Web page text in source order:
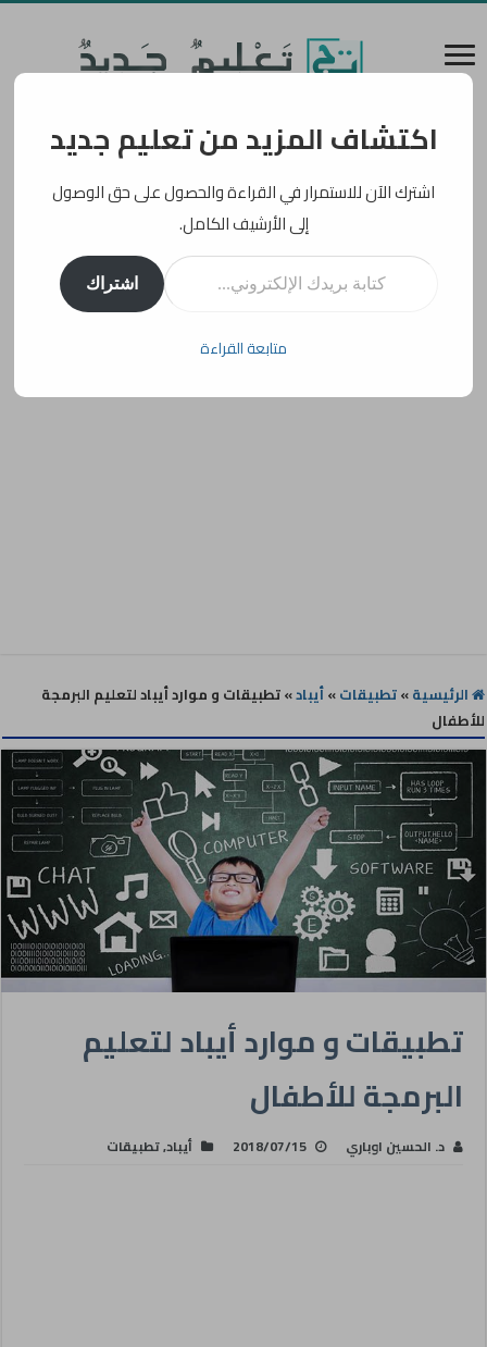
الرئيسية»تطبيقات»أيباد»تطبيقات و موارد أيباد لتعليم البرمجة
للأطفال
تطبيقات و موارد أيباد لتعليم
البرمجة للأطفال
د. الحسين اوباري 2018/07/15 أيباد,تطبيقات
اكتشاف المزيد من تعليم جديد
اشترك الآن للاستمرار في القراءة والحصول على حق الوصول
إلى الأرشيف الكامل.
كتابة بريدك الإلكتروني...
اشتراك
متابعة القراءة